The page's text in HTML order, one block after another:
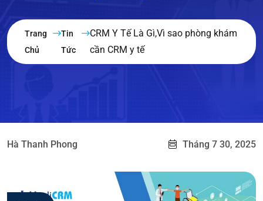
Trang
Chủ
Tin
Tức
CRM Y Tế Là Gì,Vì sao phòng khám
cần CRM y tế
Hà Thanh Phong Tháng 7 30, 2025